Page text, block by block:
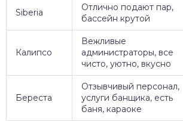
Siberia
Отлично подают пар,
бассейн крутой
Калипсо
Вежливые
администраторы, все
чисто, уютно, вкусно
Береста
Отзывчивый персонал,
услуги банщика, есть
баня, караоке